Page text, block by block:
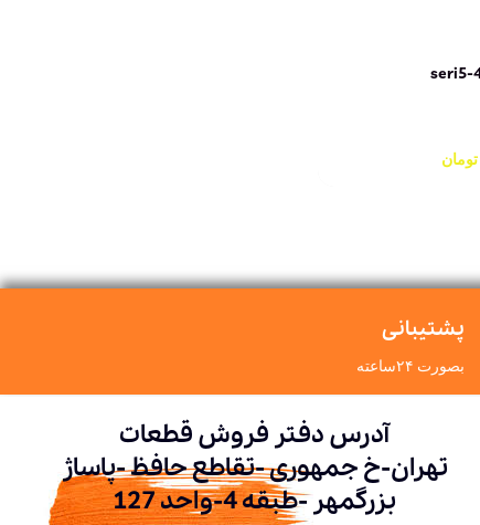
تومان
پشتیبانی
بصورت ۲۴ساعته
آدرس دفتر فروش قطعات
تهران-خ جمهوری -تقاطع حافظ -پاساژ
بزرگمهر -طبقه 4-واحد 127